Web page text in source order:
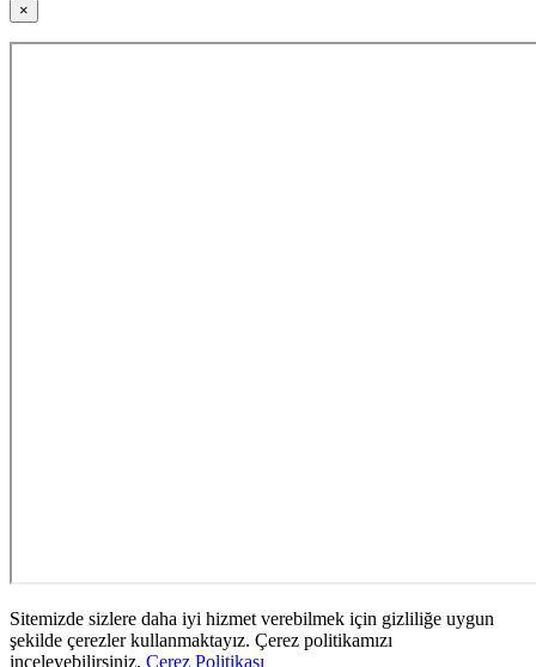
×
Sitemizde sizlere daha iyi hizmet verebilmek için gizliliğe uygun
şekilde çerezler kullanmaktayız. Çerez politikamızı
inceleyebilirsiniz. Çerez Politikası